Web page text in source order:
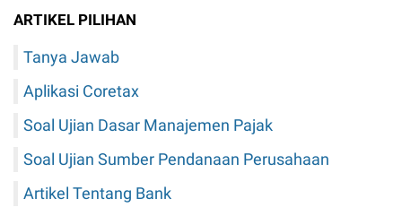
ARTIKEL PILIHAN
Tanya Jawab
Aplikasi Coretax
Soal Ujian Dasar Manajemen Pajak
Soal Ujian Sumber Pendanaan Perusahaan
Artikel Tentang Bank